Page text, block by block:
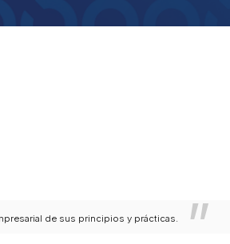
de sus principios y prácticas.